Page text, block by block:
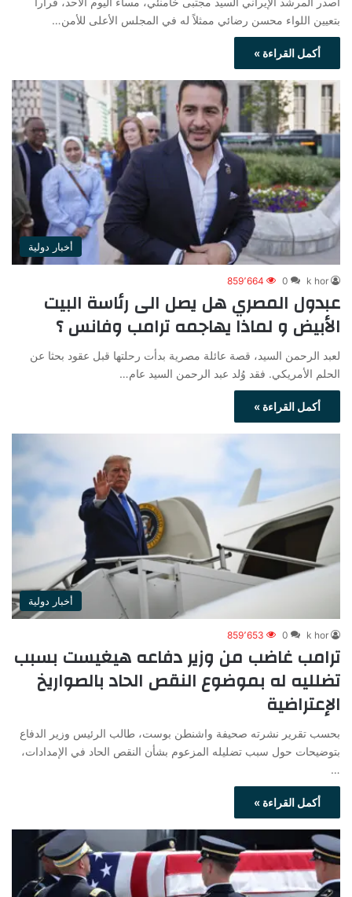
بتعيين اللواء محسن رضائي ممثلاً له في المجلس الأعلى للأمن…
أكمل القراءة »
أخبار دولية
k hor
0 859٬664
عبدول المصري هل يصل الى رئاسة البيت
الأبيض و لماذا يهاجمه ترامب وفانس ؟
لعبد الرحمن السيد، قصة عائلة مصرية بدأت رحلتها قبل عقود بحثا عن
الحلم الأمريكي. فقد وُلد عبد الرحمن السيد عام…
أكمل القراءة »
أخبار دولية
k hor
0 859٬653
ترامب غاضب من وزير دفاعه هيغيست بسبب
تضلليه له بموضوع النقص الحاد بالصواريخ
الإعتراضية
بحسب تقرير نشرته صحيفة واشنطن بوست، طالب الرئيس وزير الدفاع
بتوضيحات حول سبب تضليله المزعوم بشأن النقص الحاد في الإمدادات،
…
أكمل القراءة »